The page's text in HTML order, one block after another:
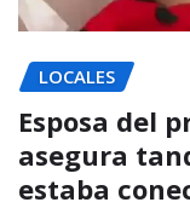
LOCALES
Esposa del
asegura
estaba